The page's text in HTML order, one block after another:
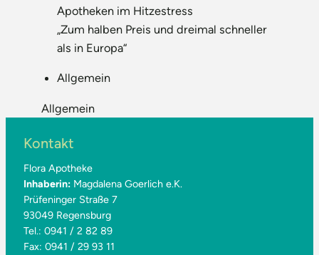
Apotheken im Hitzestress
„Zum halben Preis und dreimal schneller
als in Europa“
Allgemein
Allgemein
Kontakt
Flora Apotheke
Inhaberin: Magdalena Goerlich e.K.
Prüfeninger Straße 7
93049 Regensburg
Tel.: 0941 / 2 82 89
Fax: 0941 / 29 93 11